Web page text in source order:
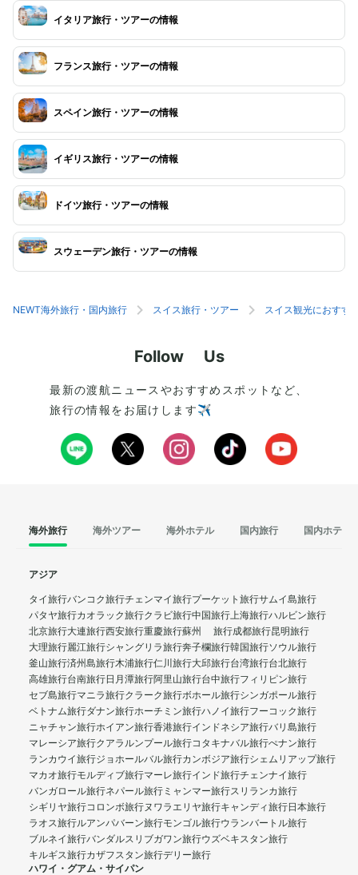
イタリア旅行・ツアーの情報
フランス旅行・ツアーの情報
スペイン旅行・ツアーの情報
イギリス旅行・ツアーの情報
ドイツ旅行・ツアーの情報
スウェーデン旅行・ツアーの情報
NEWT海外旅行・国内旅行 スイス旅行・ツアー スイス観光におすす
Follow Us
最新の渡航ニュースやおすすめスポットなど、
旅行の情報をお届けします✈️
海外旅行 海外ツアー 海外ホテル 国内旅行 国内ホテル
アジア
タイ旅行バンコク旅行チェンマイ旅行プーケット旅行サムイ島旅行
パタヤ旅行カオラック旅行クラビ旅行中国旅行上海旅行ハルビン旅行
北京旅行大連旅行西安旅行重慶旅行蘇州 旅行成都旅行昆明旅行
大理旅行麗江旅行シャングリラ旅行奔子欄旅行韓国旅行ソウル旅行
釜山旅行済州島旅行木浦旅行仁川旅行大邱旅行台湾旅行台北旅行
高雄旅行台南旅行日月潭旅行阿里山旅行台中旅行フィリピン旅行
セブ島旅行マニラ旅行クラーク旅行ボホール旅行シンガポール旅行
ベトナム旅行ダナン旅行ホーチミン旅行ハノイ旅行フーコック旅行
ニャチャン旅行ホイアン旅行香港旅行インドネシア旅行バリ島旅行
マレーシア旅行クアラルンプール旅行コタキナバル旅行ぺナン旅行
ランカウイ旅行ジョホールバル旅行カンボジア旅行シェムリアップ旅行
マカオ旅行モルディブ旅行マーレ旅行インド旅行チェンナイ旅行
バンガロール旅行ネパール旅行 ミャンマー旅行スリランカ旅行
シギリヤ旅行コロンボ旅行ヌワラエリヤ旅行キャンディ旅行日本旅行
ラオス旅行ルアンパバーン旅行モンゴル旅行ウランバートル旅行
ブルネイ旅行バンダルスリブガワン旅行ウズベキスタン旅行
キルギス旅行カザフスタン旅行デリー旅行
ハワイ・グアム・サイパン